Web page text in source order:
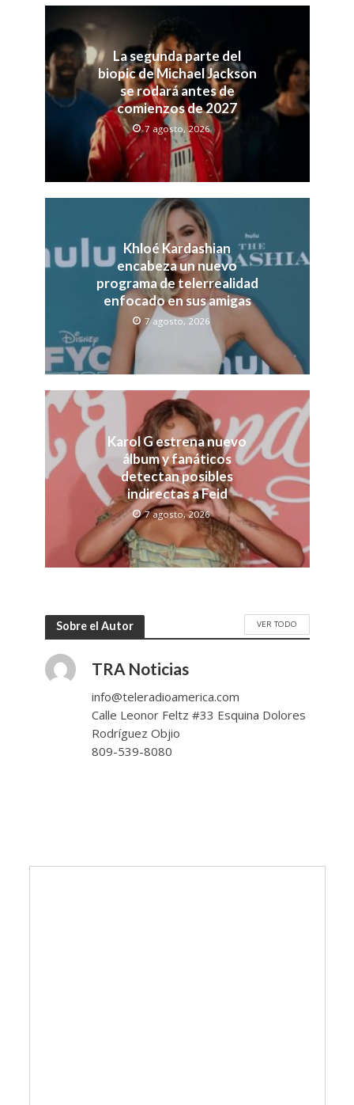
La segunda parte del
biopic de Michael Jackson
se rodará antes de
comienzos de 2027
7 agosto, 2026
Khloé Kardashian
encabeza un nuevo
programa de telerrealidad
enfocado en sus amigas
7 agosto, 2026
Karol G estrena nuevo
álbum y fanáticos
detectan posibles
indirectas a Feid
7 agosto, 2026
Sobre el Autor VER TODO
TRA Noticias
info@teleradioamerica.com
Calle Leonor Feltz #33 Esquina Dolores
Rodríguez Objio
809-539-8080